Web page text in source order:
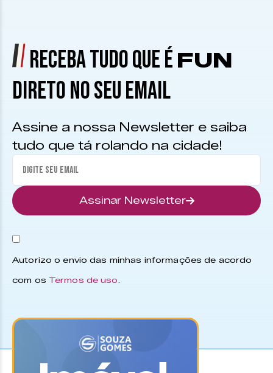
RECEBA TUDO QUE É FUN
DIRETO NO SEU EMAIL
Assine a nossa Newsletter e saiba
tudo que tá rolando na cidade!
Assinar Newsletter
Autorizo o envio das minhas informações de acordo
com os Termos de uso.